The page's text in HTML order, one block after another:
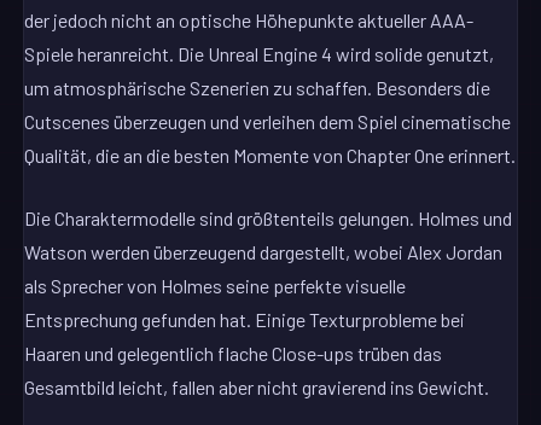
der jedoch nicht an optische Höhepunkte aktueller AAA-
Spiele heranreicht. Die Unreal Engine 4 wird solide genutzt,
um atmosphärische Szenerien zu schaffen. Besonders die
Cutscenes überzeugen und verleihen dem Spiel cinematische
Qualität, die an die besten Momente von Chapter One erinnert.
Die Charaktermodelle sind größtenteils gelungen. Holmes und
Watson werden überzeugend dargestellt, wobei Alex Jordan
als Sprecher von Holmes seine perfekte visuelle
Entsprechung gefunden hat. Einige Texturprobleme bei
Haaren und gelegentlich flache Close-ups trüben das
Gesamtbild leicht, fallen aber nicht gravierend ins Gewicht.